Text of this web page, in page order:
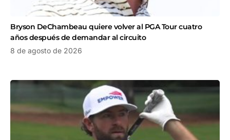
Bryson DeChambeau quiere volver al PGA Tour cuatro
años después de demandar al circuito
8 de agosto de 2026